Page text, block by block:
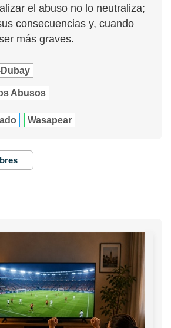
el abuso no lo neutraliza;
consecuencias y, cuando
más graves.
Abusos
Wasapear